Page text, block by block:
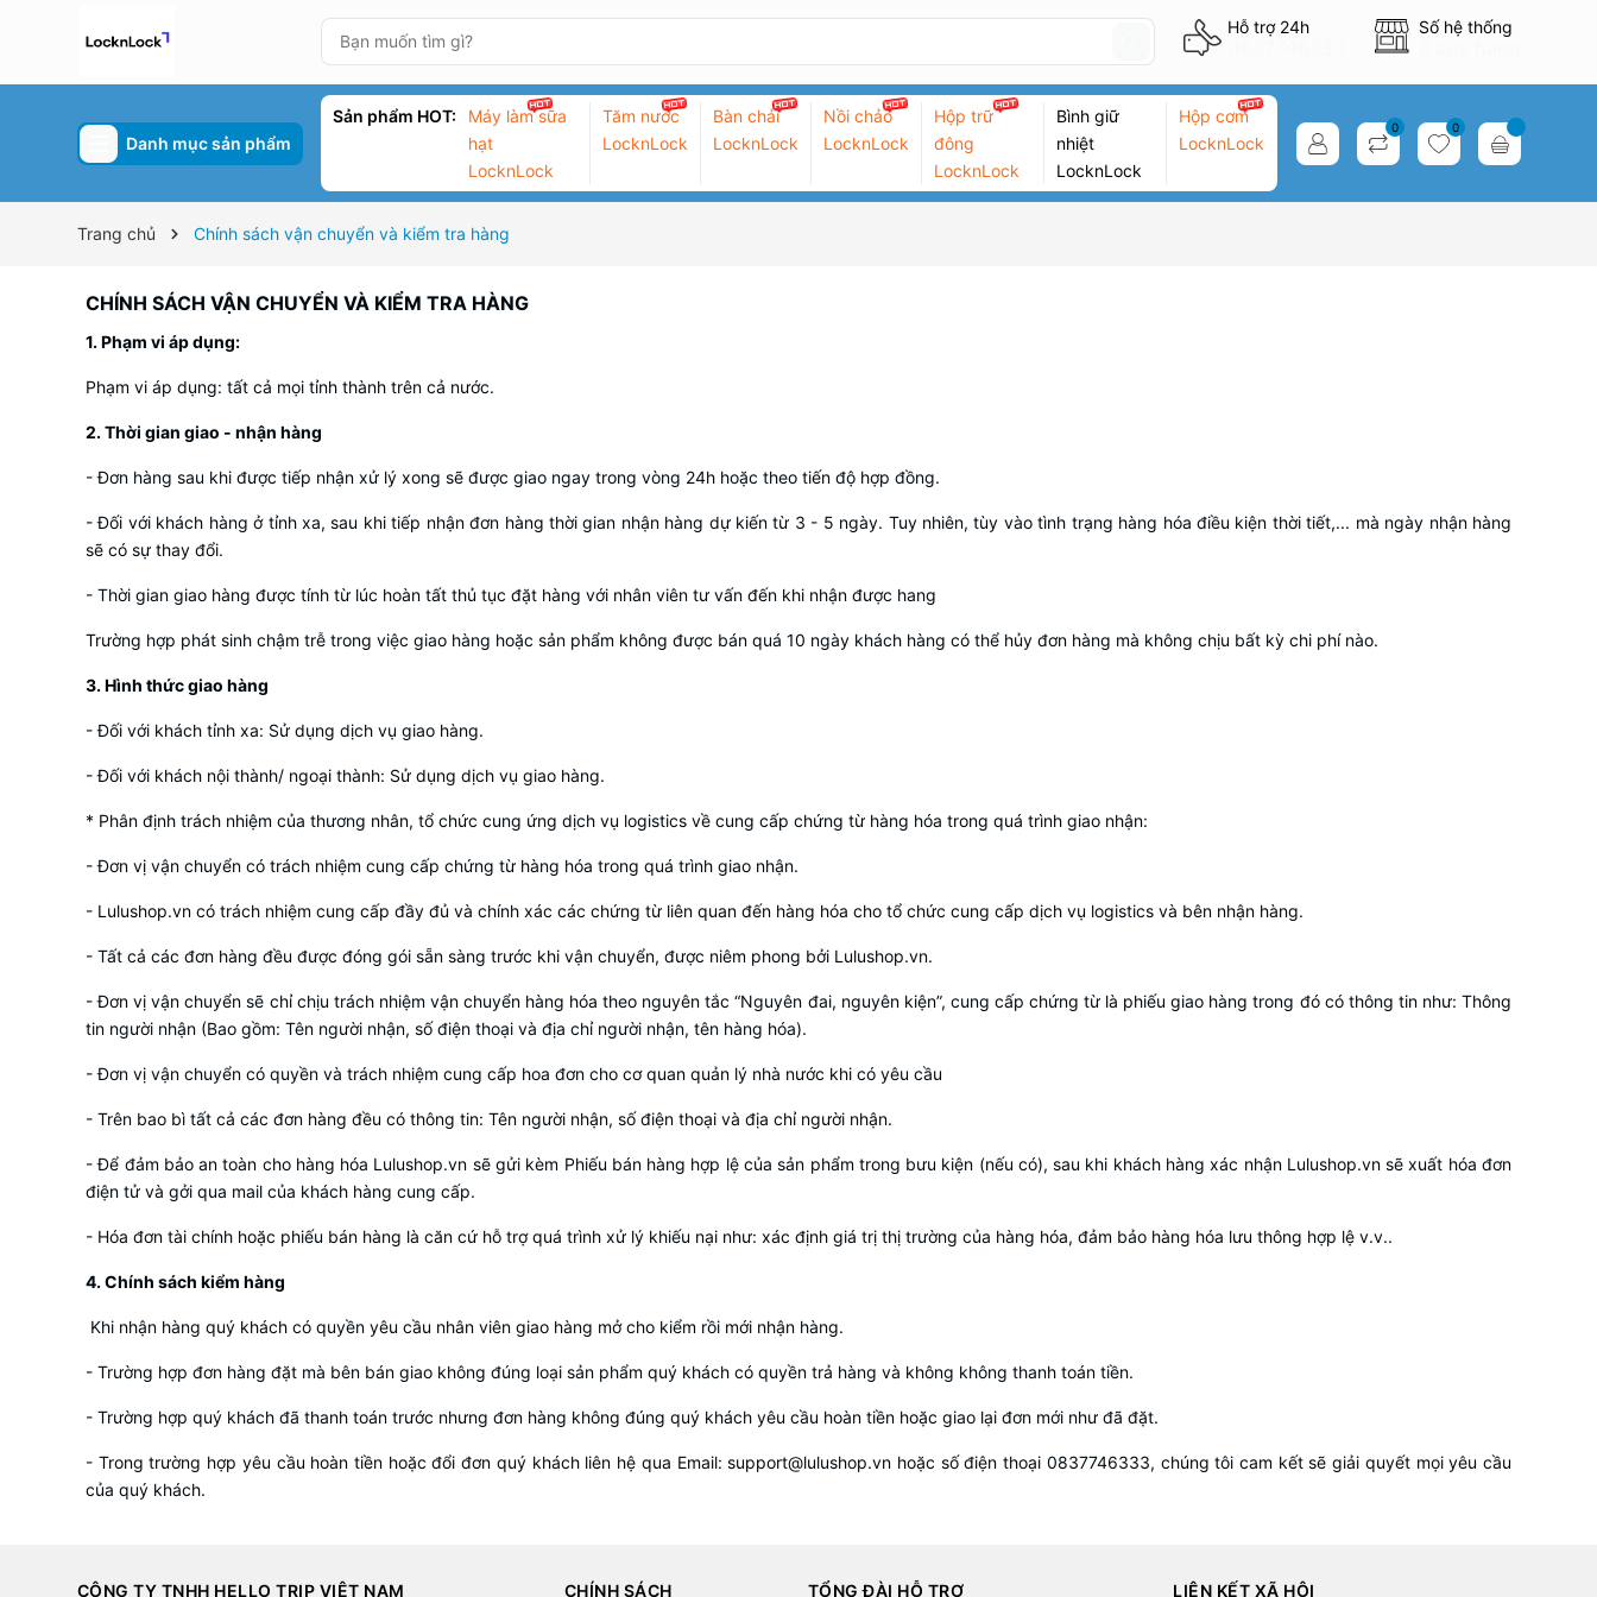
Hỗ trợ 24h Số hệ thống
Danh mục sản phẩm
Sản phẩm HOT:
Máy làm sữa
hạt
LocknLock
Tăm nước
LocknLock
Bàn chải
LocknLock
Nồi chảo
LocknLock
Hộp trữ
đông
LocknLock
Bình giữ
nhiệt
LocknLock
Hộp cơm
LocknLock
0 0
Trang chủ Chính sách vận chuyển và kiểm tra hàng
CHÍNH SÁCH VẬN CHUYỂN VÀ KIỂM TRA HÀNG
1. Phạm vi áp dụng:
Phạm vi áp dụng: tất cả mọi tỉnh thành trên cả nước.
2. Thời gian giao - nhận hàng
- Đơn hàng sau khi được tiếp nhận xử lý xong sẽ được giao ngay trong vòng 24h hoặc theo tiến độ hợp đồng.
- Đối với khách hàng ở tỉnh xa, sau khi tiếp nhận đơn hàng thời gian nhận hàng dự kiến từ 3 - 5 ngày. Tuy nhiên, tùy vào tình trạng hàng hóa điều kiện thời tiết,... mà ngày nhận hàng
sẽ có sự thay đổi.
- Thời gian giao hàng được tính từ lúc hoàn tất thủ tục đặt hàng với nhân viên tư vấn đến khi nhận được hang
Trường hợp phát sinh chậm trễ trong việc giao hàng hoặc sản phẩm không được bán quá 10 ngày khách hàng có thể hủy đơn hàng mà không chịu bất kỳ chi phí nào.
3. Hình thức giao hàng
- Đối với khách tỉnh xa: Sử dụng dịch vụ giao hàng.
- Đối với khách nội thành/ ngoại thành: Sử dụng dịch vụ giao hàng.
* Phân định trách nhiệm của thương nhân, tổ chức cung ứng dịch vụ logistics về cung cấp chứng từ hàng hóa trong quá trình giao nhận:
- Đơn vị vận chuyển có trách nhiệm cung cấp chứng từ hàng hóa trong quá trình giao nhận.
- Lulushop.vn có trách nhiệm cung cấp đầy đủ và chính xác các chứng từ liên quan đến hàng hóa cho tổ chức cung cấp dịch vụ logistics và bên nhận hàng.
- Tất cả các đơn hàng đều được đóng gói sẵn sàng trước khi vận chuyển, được niêm phong bởi Lulushop.vn.
- Đơn vị vận chuyển sẽ chỉ chịu trách nhiệm vận chuyển hàng hóa theo nguyên tắc “Nguyên đai, nguyên kiện”, cung cấp chứng từ là phiếu giao hàng trong đó có thông tin như: Thông
tin người nhận (Bao gồm: Tên người nhận, số điện thoại và địa chỉ người nhận, tên hàng hóa).
- Đơn vị vận chuyển có quyền và trách nhiệm cung cấp hoa đơn cho cơ quan quản lý nhà nước khi có yêu cầu
- Trên bao bì tất cả các đơn hàng đều có thông tin: Tên người nhận, số điện thoại và địa chỉ người nhận.
- Để đảm bảo an toàn cho hàng hóa Lulushop.vn sẽ gửi kèm Phiếu bán hàng hợp lệ của sản phẩm trong bưu kiện (nếu có), sau khi khách hàng xác nhận Lulushop.vn sẽ xuất hóa đơn
điện tử và gởi qua mail của khách hàng cung cấp.
- Hóa đơn tài chính hoặc phiếu bán hàng là căn cứ hỗ trợ quá trình xử lý khiếu nại như: xác định giá trị thị trường của hàng hóa, đảm bảo hàng hóa lưu thông hợp lệ v.v..
4. Chính sách kiểm hàng
Khi nhận hàng quý khách có quyền yêu cầu nhân viên giao hàng mở cho kiểm rồi mới nhận hàng.
- Trường hợp đơn hàng đặt mà bên bán giao không đúng loại sản phẩm quý khách có quyền trả hàng và không không thanh toán tiền.
- Trường hợp quý khách đã thanh toán trước nhưng đơn hàng không đúng quý khách yêu cầu hoàn tiền hoặc giao lại đơn mới như đã đặt.
- Trong trường hợp yêu cầu hoàn tiền hoặc đổi đơn quý khách liên hệ qua Email: support@lulushop.vn hoặc số điện thoại 0837746333, chúng tôi cam kết sẽ giải quyết mọi yêu cầu
của quý khách.
CÔNG TY TNHH HELLO TRIP VIỆT NAM CHÍNH SÁCH TỔNG ĐÀI HỖ TRỢ LIÊN KẾT XÃ HỘI